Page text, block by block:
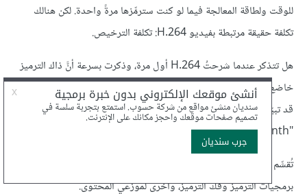
للوقت ولطاقة المعالجة فيما لو كنت سترمِّزها مرةً واحدة. لكن هنالك
تكلفة حقيقة مرتبطة بفيديو H.264: تكلفة الترخيص.
هل تتذكر عندما شرحتُ H.264 أول مرة، وذكرت بسرعة أنَّ ذاك الترميز
خاضع لبراءات اختراع ويمكن أخذ ترخيص بالاستخدام من MPEG LA؟
قد تبيّن أنَّ ما سبق مهم، ولكن لتفهم لماذا، سأحيلك إلى مقتطف من مقالة
"The H.264 Licensing Labyrinth":
برمجيات الترميز وفك الترميز، وأخرى لموزعي المحتوى.